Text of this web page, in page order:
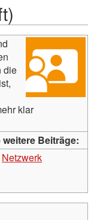
die
klar
Beiträge:
Netzwerk